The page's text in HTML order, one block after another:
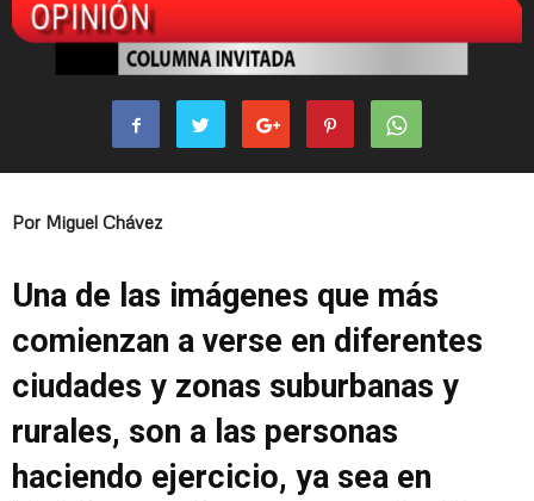
Por Miguel Chávez
Una de las imágenes que más
comienzan a verse en diferentes
ciudades y zonas suburbanas y
rurales, son a las personas
haciendo ejercicio, ya sea en